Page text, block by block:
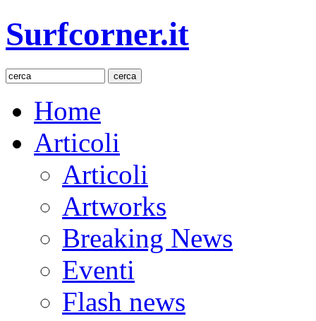
Surfcorner.it
Home
Articoli
Articoli
Artworks
Breaking News
Eventi
Flash news